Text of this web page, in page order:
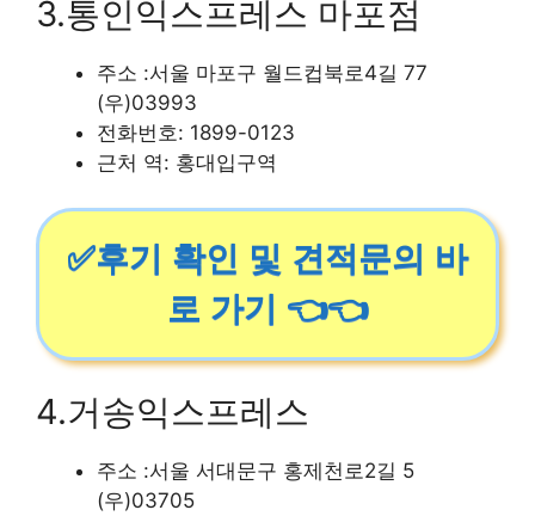
3.통인익스프레스 마포점
주소 :서울 마포구 월드컵북로4길 77
(우)03993
전화번호: 1899-0123
근처 역: 홍대입구역
✅후기 확인 및 견적문의 바
로 가기 👈👈
4.거송익스프레스
주소 :서울 서대문구 홍제천로2길 5
(우)03705